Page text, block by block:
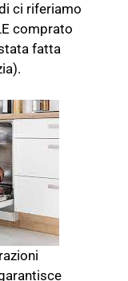
ci riferiamo
comprato
fatta